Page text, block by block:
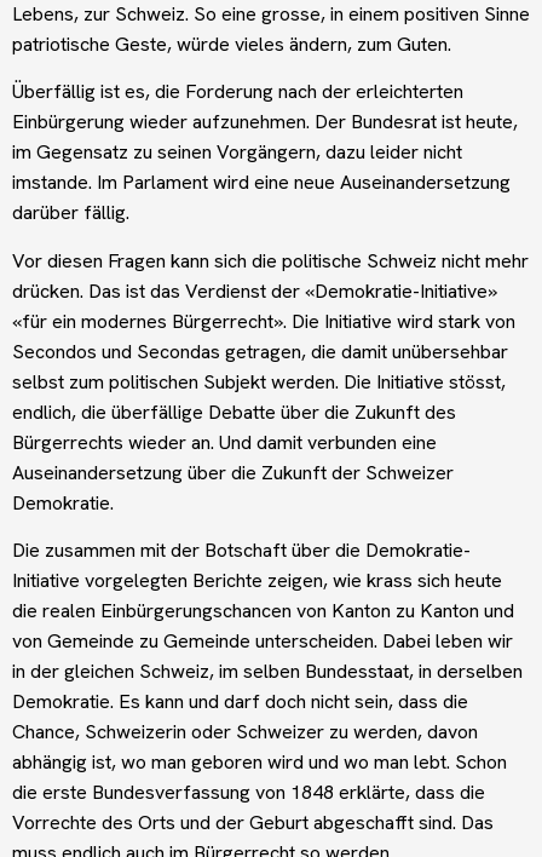
Lebens, zur Schweiz. So eine grosse, in einem positiven Sinne
patriotische Geste, würde vieles ändern, zum Guten.
Überfällig ist es, die Forderung nach der erleichterten
Einbürgerung wieder aufzunehmen. Der Bundesrat ist heute,
im Gegensatz zu seinen Vorgängern, dazu leider nicht
imstande. Im Parlament wird eine neue Auseinandersetzung
darüber fällig.
Vor diesen Fragen kann sich die politische Schweiz nicht mehr
drücken. Das ist das Verdienst der «Demokratie-Initiative»
«für ein modernes Bürgerrecht». Die Initiative wird stark von
Secondos und Secondas getragen, die damit unübersehbar
selbst zum politischen Subjekt werden. Die Initiative stösst,
endlich, die überfällige Debatte über die Zukunft des
Bürgerrechts wieder an. Und damit verbunden eine
Auseinandersetzung über die Zukunft der Schweizer
Demokratie.
Die zusammen mit der Botschaft über die Demokratie-
Initiative vorgelegten Berichte zeigen, wie krass sich heute
die realen Einbürgerungschancen von Kanton zu Kanton und
von Gemeinde zu Gemeinde unterscheiden. Dabei leben wir
in der gleichen Schweiz, im selben Bundesstaat, in derselben
Demokratie. Es kann und darf doch nicht sein, dass die
Chance, Schweizerin oder Schweizer zu werden, davon
abhängig ist, wo man geboren wird und wo man lebt. Schon
die erste Bundesverfassung von 1848 erklärte, dass die
Vorrechte des Orts und der Geburt abgeschafft sind. Das